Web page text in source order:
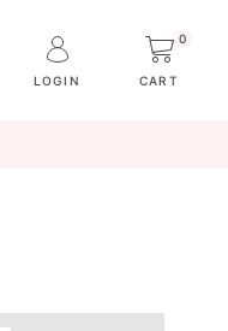
LOGIN
0
CART